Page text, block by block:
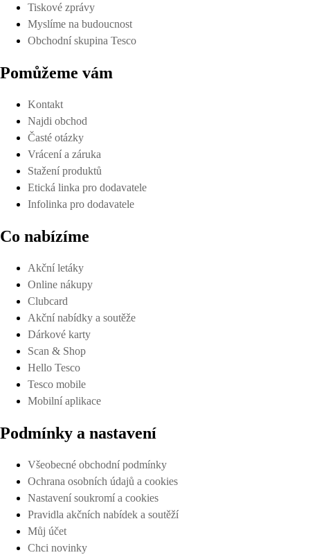
Tiskové zprávy
Myslíme na budoucnost
Obchodní skupina Tesco
Pomůžeme vám
Kontakt
Najdi obchod
Časté otázky
Vrácení a záruka
Stažení produktů
Etická linka pro dodavatele
Infolinka pro dodavatele
Co nabízíme
Akční letáky
Online nákupy
Clubcard
Akční nabídky a soutěže
Dárkové karty
Scan & Shop
Hello Tesco
Tesco mobile
Mobilní aplikace
Podmínky a nastavení
Všeobecné obchodní podmínky
Ochrana osobních údajů a cookies
Nastavení soukromí a cookies
Pravidla akčních nabídek a soutěží
Můj účet
Chci novinky